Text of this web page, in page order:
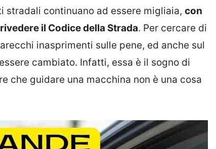
stradali continuano ad essere migliaia, con
il Codice della Strada. Per cercare di
inasprimenti sulle pene, ed anche sul
cambiato. Infatti, essa è il sogno di
che guidare una macchina non è una cosa